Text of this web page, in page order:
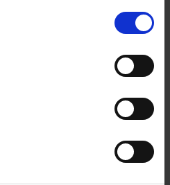
Webseite weiterhin nutzen.
fácil na
o método de